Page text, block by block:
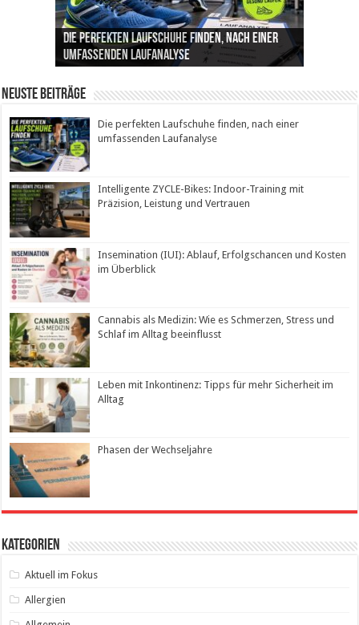
Die perfekten Laufschuhe finden, nach einer
umfassenden Laufanalyse
Intelligente ZYCLE-Bikes: Indoor-Training mit
Präzision, Leistung und Vertrauen
Insemination (IUI): Ablauf, Erfolgschancen und
Kosten im Überblick
Cannabis als Medizin: Wie es Schmerzen, Stress
und Schlaf im Alltag beeinflusst
Leben mit Inkontinenz: Tipps für mehr
Sicherheit im Alltag
Neuste Beiträge
Die perfekten Laufschuhe finden, nach einer
umfassenden Laufanalyse
Intelligente ZYCLE-Bikes: Indoor-Training mit
Präzision, Leistung und Vertrauen
Insemination (IUI): Ablauf, Erfolgschancen und Kosten
im Überblick
Cannabis als Medizin: Wie es Schmerzen, Stress und
Schlaf im Alltag beeinflusst
Leben mit Inkontinenz: Tipps für mehr Sicherheit im
Alltag
Phasen der Wechseljahre
Kategorien
Aktuell im Fokus
Allergien